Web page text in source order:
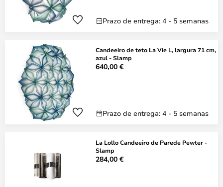
Prazo de entrega: 4 - 5 semanas
Candeeiro de teto La Vie L, largura 71 cm,
azul - Slamp
640,00 €
Prazo de entrega: 4 - 5 semanas
La Lollo Candeeiro de Parede Pewter -
Slamp
284,00 €